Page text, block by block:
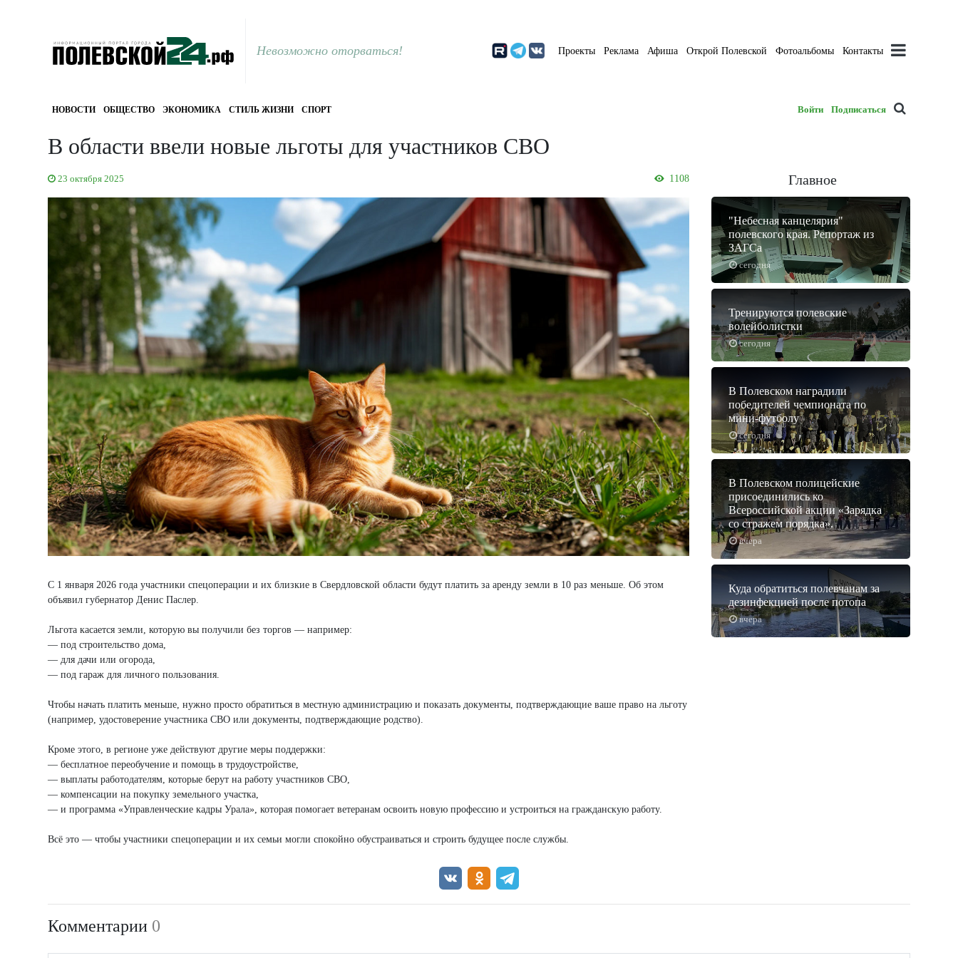
Невозможно оторваться! Проекты Реклама Афиша Открой Полевской Фотоальбомы Контакты
НОВОСТИ ОБЩЕСТВО ЭКОНОМИКА СТИЛЬ ЖИЗНИ СПОРТ Войти Подписаться
В области ввели новые льготы для участников СВО
23 октября 2025 1108
С 1 января 2026 года участники спецоперации и их близкие в Свердловской области будут платить за аренду земли в 10 раз меньше. Об этом
объявил губернатор Денис Паслер.
Льгота касается земли, которую вы получили без торгов — например:
— под строительство дома,
— для дачи или огорода,
— под гараж для личного пользования.
Чтобы начать платить меньше, нужно просто обратиться в местную администрацию и показать документы, подтверждающие ваше право на льготу
(например, удостоверение участника СВО или документы, подтверждающие родство).
Кроме этого, в регионе уже действуют другие меры поддержки:
— бесплатное переобучение и помощь в трудоустройстве,
— выплаты работодателям, которые берут на работу участников СВО,
— компенсации на покупку земельного участка,
— и программа «Управленческие кадры Урала», которая помогает ветеранам освоить новую профессию и устроиться на гражданскую работу.
Всё это — чтобы участники спецоперации и их семьи могли спокойно обустраиваться и строить будущее после службы.
Главное
сегодня
"Небесная канцелярия"
полевского края. Репортаж из
ЗАГСа
сегодня
Тренируются полевские
волейболистки
сегодня
В Полевском наградили
победителей чемпионата по
мини-футболу
вчера
В Полевском полицейские
присоединились ко
Всероссийской акции «Зарядка
со стражем порядка».
вчера
Куда обратиться полевчанам за
дезинфекцией после потопа
Комментарии 0